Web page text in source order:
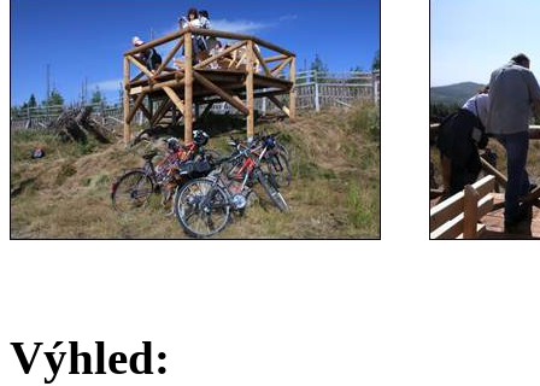
Výhled: